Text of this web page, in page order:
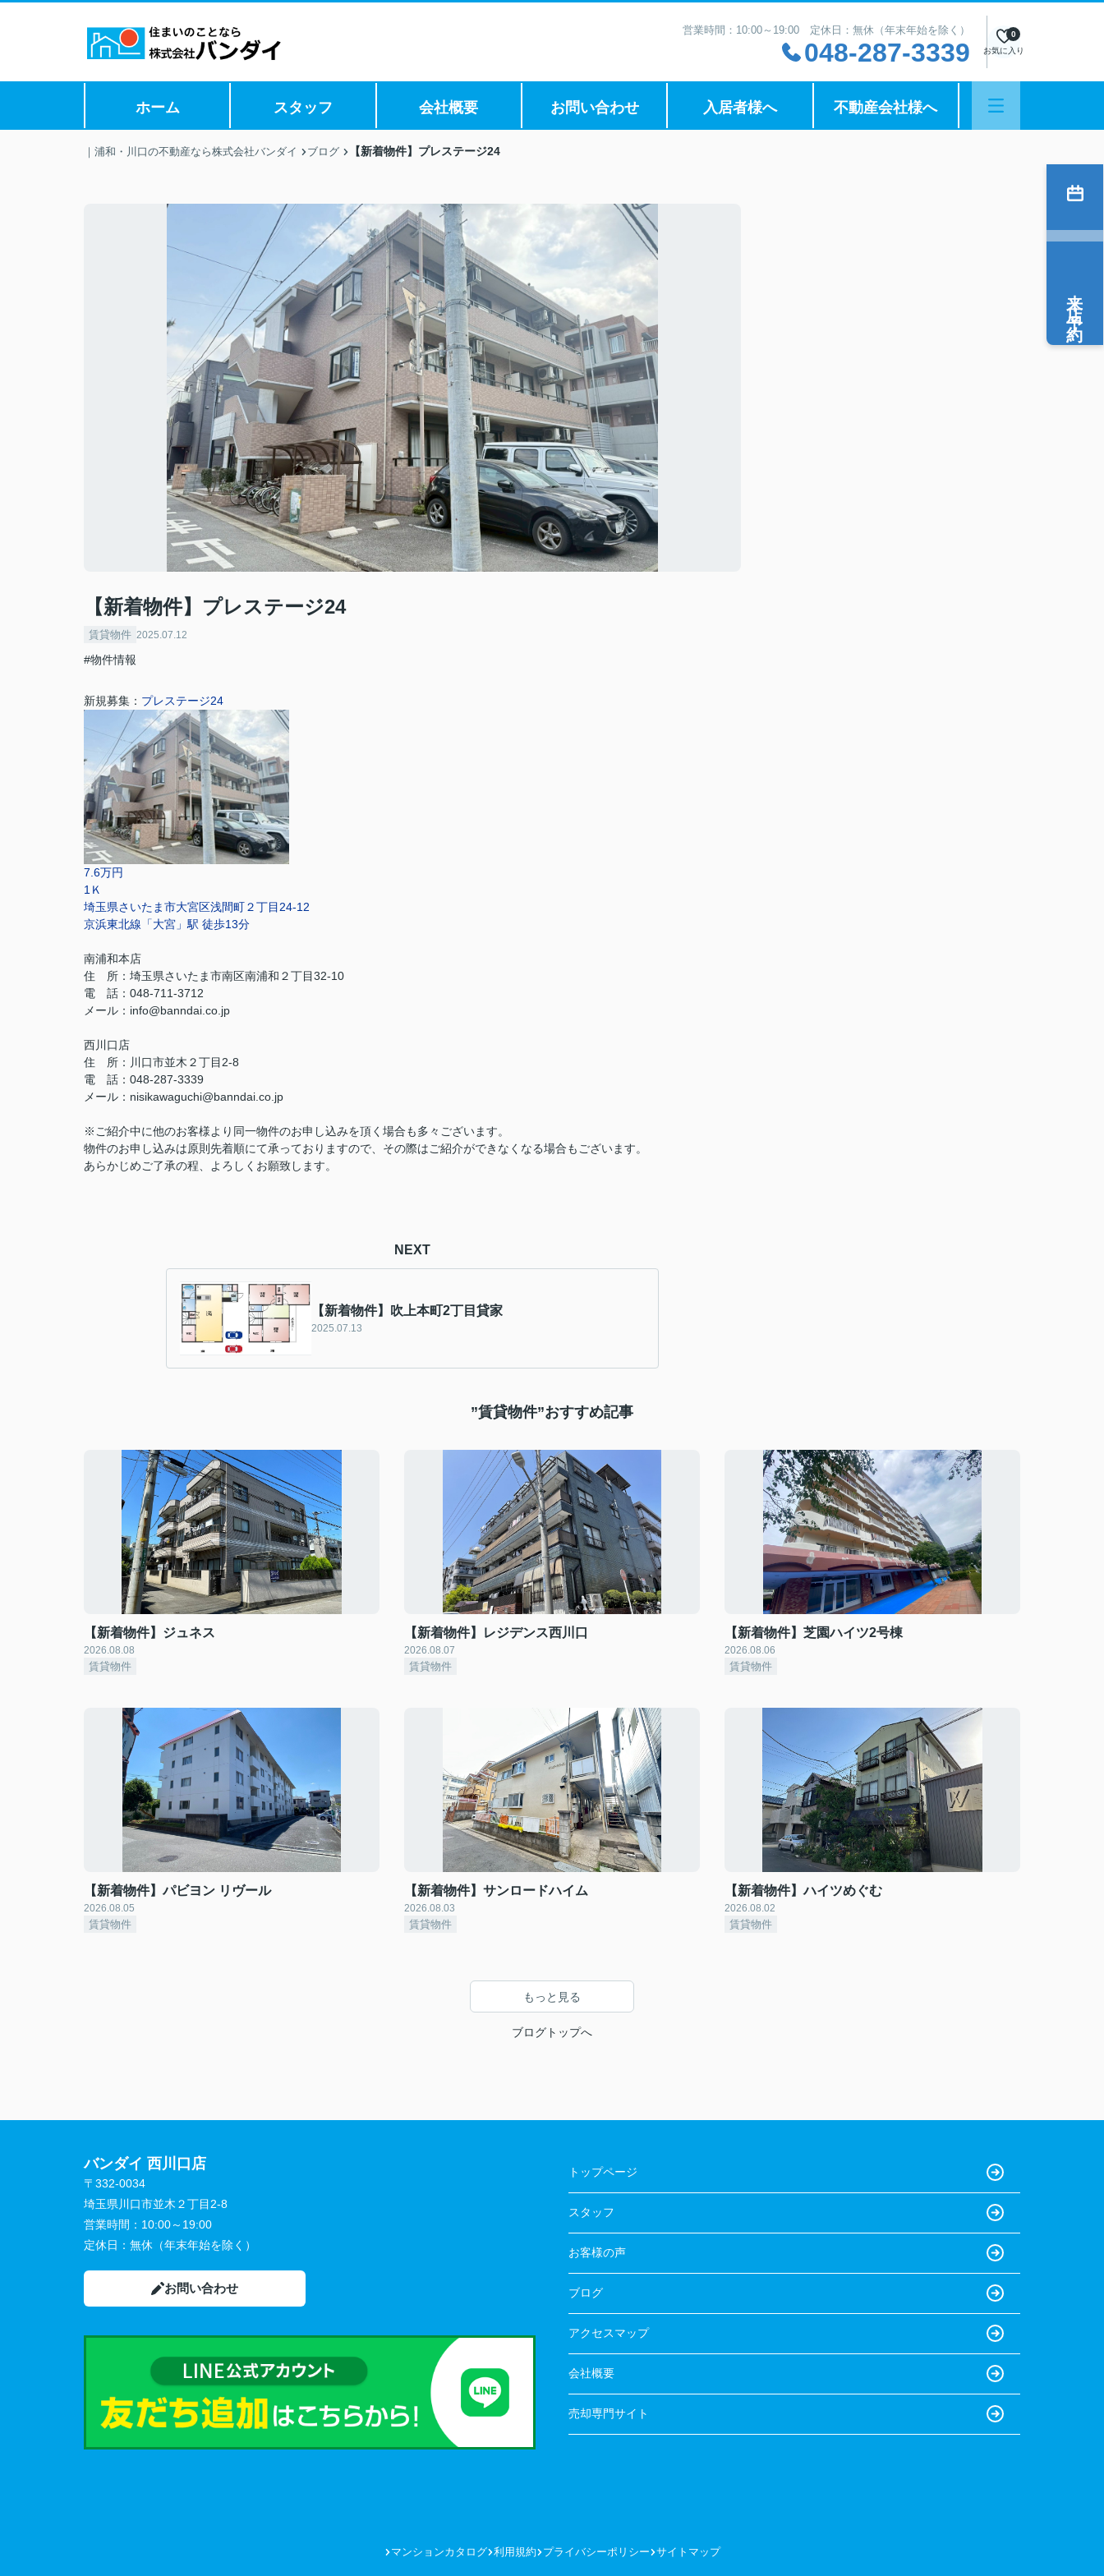
営業時間：10:00～19:00 定休日：無休（年末年始を除く）
048-287-3339 お気に入り
0
ホーム スタッフ 会社概要 お問い合わせ 入居者様へ 不動産会社様へ
｜浦和・川口の不動産なら株式会社バンダイ ブログ 【新着物件】プレステージ24
【新着物件】プレステージ24
賃貸物件 2025.07.12
#物件情報
新規募集： プレステージ24
7.6万円
1Ｋ
埼玉県さいたま市大宮区浅間町２丁目24-12
京浜東北線「大宮」駅 徒歩13分
南浦和本店
住 所：埼玉県さいたま市南区南浦和２丁目32-10
電 話：048-711-3712
メール：info@banndai.co.jp
西川口店
住 所：川口市並木２丁目2-8
電 話：048-287-3339
メール：nisikawaguchi@banndai.co.jp
※ご紹介中に他のお客様より同一物件のお申し込みを頂く場合も多々ございます。
物件のお申し込みは原則先着順にて承っておりますので、その際はご紹介ができなくなる場合もございます。
あらかじめご了承の程、よろしくお願致します。
NEXT
【新着物件】吹上本町2丁目貸家
2025.07.13
”賃貸物件”おすすめ記事
【新着物件】ジュネス
2026.08.08
賃貸物件
【新着物件】レジデンス西川口
2026.08.07
賃貸物件
【新着物件】芝園ハイツ2号棟
2026.08.06
賃貸物件
【新着物件】パビヨン リヴール
2026.08.05
賃貸物件
【新着物件】サンロードハイム
2026.08.03
賃貸物件
【新着物件】ハイツめぐむ
2026.08.02
賃貸物件
もっと見る
ブログトップへ
来店予約
バンダイ 西川口店
〒332-0034
埼玉県川口市並木２丁目2-8
営業時間： 10:00～19:00
定休日： 無休（年末年始を除く）
お問い合わせ
トップページ
スタッフ
お客様の声
ブログ
アクセスマップ
会社概要
売却専門サイト
マンションカタログ 利用規約 プライバシーポリシー サイトマップ